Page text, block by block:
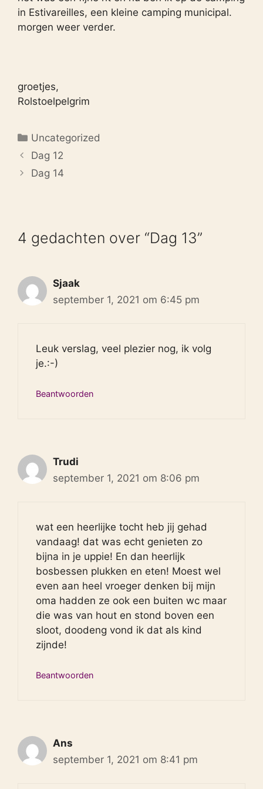
in Estivareilles, een kleine camping municipal.
morgen weer verder.
groetjes,
Rolstoelpelgrim
Categorieën
Uncategorized
Dag 12
Dag 14
4 gedachten over “Dag 13”
Sjaak
september 1, 2021 om 6:45 pm
Leuk verslag, veel plezier nog, ik volg
je.:-)
Beantwoorden
Trudi
september 1, 2021 om 8:06 pm
wat een heerlijke tocht heb jij gehad
vandaag! dat was echt genieten zo
bijna in je uppie! En dan heerlijk
bosbessen plukken en eten! Moest wel
even aan heel vroeger denken bij mijn
oma hadden ze ook een buiten wc maar
die was van hout en stond boven een
sloot, doodeng vond ik dat als kind
zijnde!
Beantwoorden
Ans
september 1, 2021 om 8:41 pm